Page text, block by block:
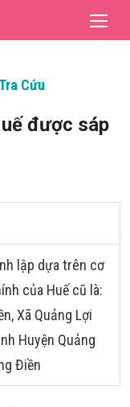
Tra Cứu
được sáp
lập dựa trên cơ
của Huế cũ là:
Xã Quảng Lợi
Huyện Quảng
Điền